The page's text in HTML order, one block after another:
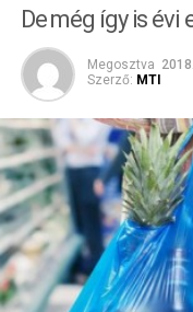
De még így is
Megosztva
Szerző: MTI